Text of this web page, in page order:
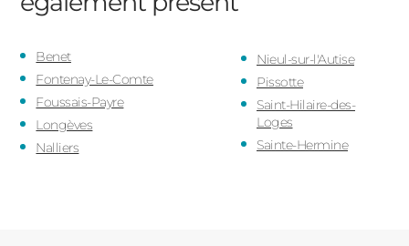
Benet
Fontenay-Le-Comte
Foussais-Payre
Longèves
Nalliers
Nieul-sur-l'Autise
Pissotte
Saint-Hilaire-des-
Loges
Sainte-Hermine